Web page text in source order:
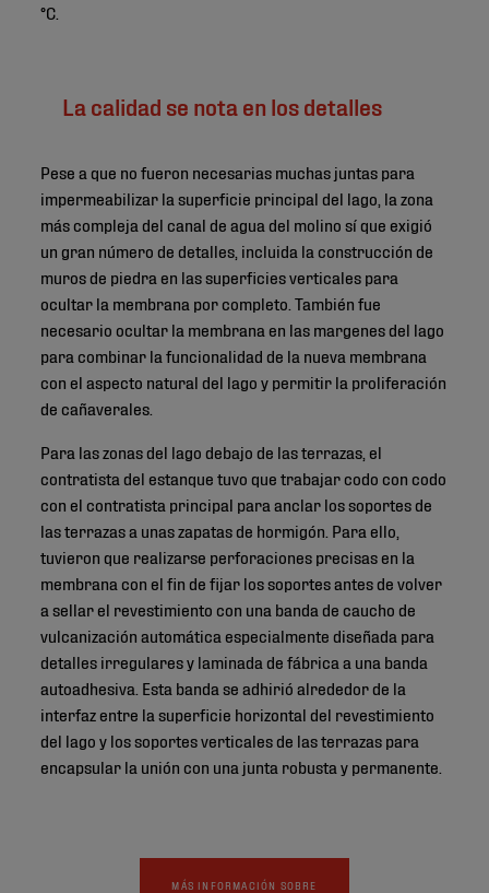
°C.
La calidad se nota en los detalles
Pese a que no fueron necesarias muchas juntas para
impermeabilizar la superficie principal del lago, la zona
más compleja del canal de agua del molino sí que exigió
un gran número de detalles, incluida la construcción de
muros de piedra en las superficies verticales para
ocultar la membrana por completo. También fue
necesario ocultar la membrana en las margenes del lago
para combinar la funcionalidad de la nueva membrana
con el aspecto natural del lago y permitir la proliferación
de cañaverales.
Para las zonas del lago debajo de las terrazas, el
contratista del estanque tuvo que trabajar codo con codo
con el contratista principal para anclar los soportes de
las terrazas a unas zapatas de hormigón. Para ello,
tuvieron que realizarse perforaciones precisas en la
membrana con el fin de fijar los soportes antes de volver
a sellar el revestimiento con una banda de caucho de
vulcanización automática especialmente diseñada para
detalles irregulares y laminada de fábrica a una banda
autoadhesiva. Esta banda se adhirió alrededor de la
interfaz entre la superficie horizontal del revestimiento
del lago y los soportes verticales de las terrazas para
encapsular la unión con una junta robusta y permanente.
MÁS INFORMACIÓN SOBRE